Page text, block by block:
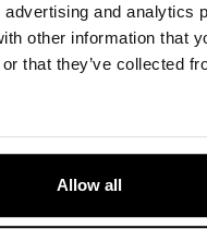
and analytics
other information that
that they’ve collected
Allow all